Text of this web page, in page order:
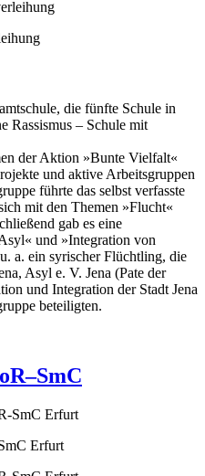
die fünfte Schule in
Rassismus – Schule mit
der Aktion »Bunte Vielfalt«
und aktive Arbeitsgruppen
führte das selbst verfasste
mit den Themen »Flucht«
gab es eine
und »Integration von
a. ein syrischer Flüchtling, die
Asyl e. V. Jena (Pate der
und Integration der Stadt Jena
beteiligten.
Erfurt